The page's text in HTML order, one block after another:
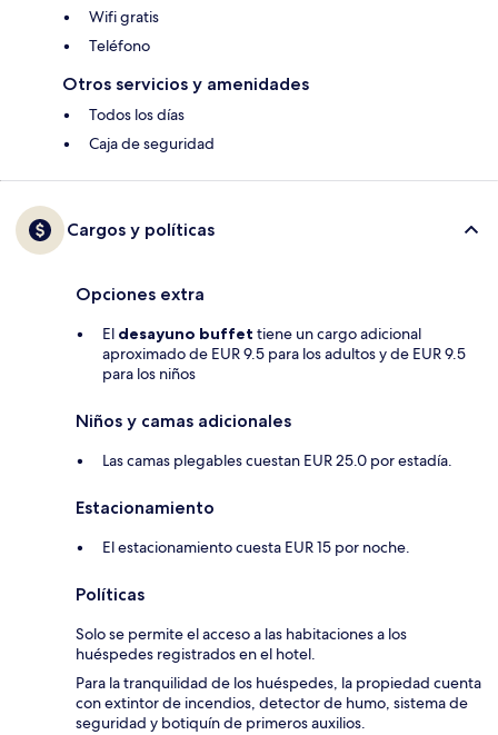
Wifi gratis
Teléfono
Otros servicios y amenidades
Todos los días
Caja de seguridad
Cargos y políticas
Opciones extra
El desayuno buffet tiene un cargo adicional
aproximado de EUR 9.5 para los adultos y de EUR 9.5
para los niños
Niños y camas adicionales
Las camas plegables cuestan EUR 25.0 por estadía.
Estacionamiento
El estacionamiento cuesta EUR 15 por noche.
Políticas
Solo se permite el acceso a las habitaciones a los
huéspedes registrados en el hotel.
Para la tranquilidad de los huéspedes, la propiedad cuenta
con extintor de incendios, detector de humo, sistema de
seguridad y botiquín de primeros auxilios.